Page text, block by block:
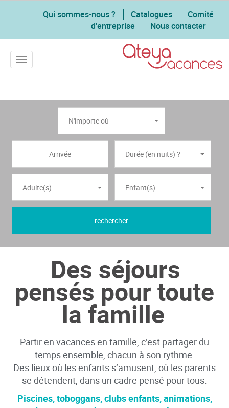
Qui sommes-nous ? Catalogues
Comité
d'entreprise
Nous contacter
Toggle navigation
N'importe où
Durée (en nuits) ?
Adulte(s) Enfant(s)
rechercher
Des séjours
pensés pour toute
la famille
Partir en vacances en famille, c’est partager du
temps ensemble, chacun à son rythme.
Des lieux où les enfants s’amusent, où les parents
se détendent, dans un cadre pensé pour tous.
Piscines, toboggans, clubs enfants, animations,